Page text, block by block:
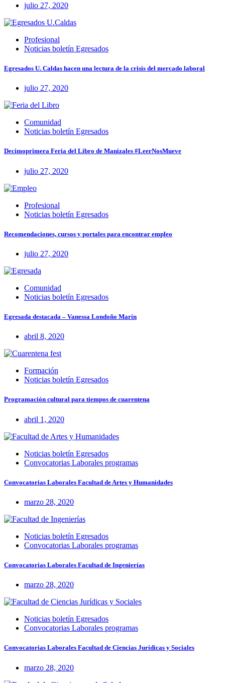
julio 27, 2020
Profesional
Noticias boletín Egresados
Egresados U. Caldas hacen una lectura de la crisis del mercado laboral
julio 27, 2020
Comunidad
Noticias boletín Egresados
Decimoprimera Feria del Libro de Manizales #LeerNosMueve
julio 27, 2020
Profesional
Noticias boletín Egresados
Recomendaciones, cursos y portales para encontrar empleo
julio 27, 2020
Comunidad
Noticias boletín Egresados
Egresada destacada – Vanessa Londoño Marín
abril 8, 2020
Formación
Noticias boletín Egresados
Programación cultural para tiempos de cuarentena
abril 1, 2020
Noticias boletín Egresados
Convocatorias Laborales programas
Convocatorias Laborales Facultad de Artes y Humanidades
marzo 28, 2020
Noticias boletín Egresados
Convocatorias Laborales programas
Convocatorias Laborales Facultad de Ingenierías
marzo 28, 2020
Noticias boletín Egresados
Convocatorias Laborales programas
Convocatorias Laborales Facultad de Ciencias Jurídicas y Sociales
marzo 28, 2020